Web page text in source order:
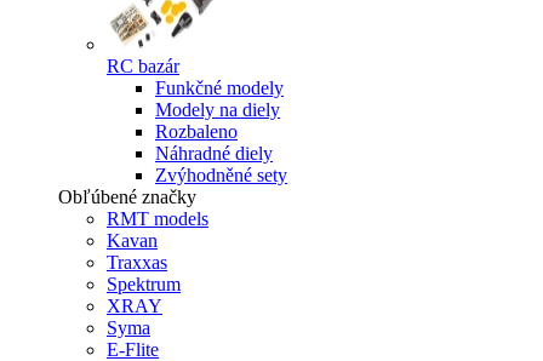
RC bazár
Funkčné modely
Modely na diely
Rozbaleno
Náhradné diely
Zvýhodněné sety
Obľúbené značky
RMT models
Kavan
Traxxas
Spektrum
XRAY
Syma
E-Flite